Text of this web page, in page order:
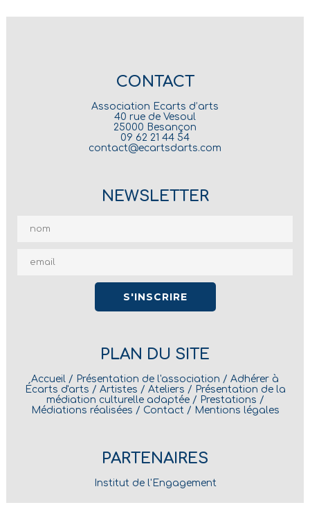
CONTACT
Association Ecarts d’arts
40 rue de Vesoul
25000 Besançon
09 62 21 44 54
contact@ecartsdarts.com
NEWSLETTER
PLAN DU SITE
Accueil / Présentation de l'association / Adhérer à
Écarts d'arts / Artistes / Ateliers / Présentation de la
médiation culturelle adaptée/ Prestations /
Médiations réalisées / Contact/ Mentions légales
PARTENAIRES
Institut de l'Engagement